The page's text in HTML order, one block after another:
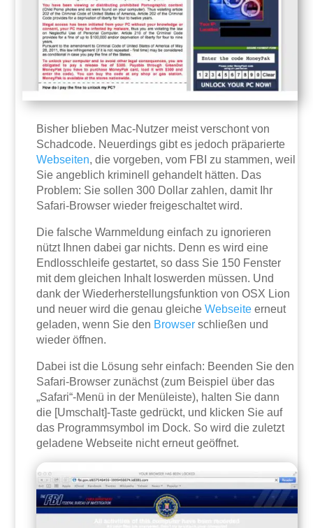
Bisher blieben Mac-Nutzer meist verschont von
Schadcode. Neuerdings gibt es jedoch präparierte
Webseiten, die vorgeben, vom FBI zu stammen, weil
Sie angeblich kriminell gehandelt hätten. Das
Problem: Sie sollen 300 Dollar zahlen, damit Ihr
Safari-Browser wieder freigeschaltet wird.
Die falsche Warnmeldung einfach zu ignorieren
nützt Ihnen dabei gar nichts. Denn es wird eine
Endlosschleife gestartet, so dass Sie 150 Fenster
mit dem gleichen Inhalt loswerden müssen. Und
dank der Wiederherstellungsfunktion von OSX Lion
und neuer wird die genau gleicheWebseite erneut
geladen, wenn Sie den Browser schließen und
wieder öffnen.
Dabei ist die Lösung sehr einfach: Beenden Sie den
Safari-Browser zunächst (zum Beispiel über das
„Safari“-Menü in der Menüleiste), halten Sie dann
die [Umschalt]-Taste gedrückt, und klicken Sie auf
das Programmsymbol im Dock. So wird die zuletzt
geladene Webseite nicht erneut geöffnet.